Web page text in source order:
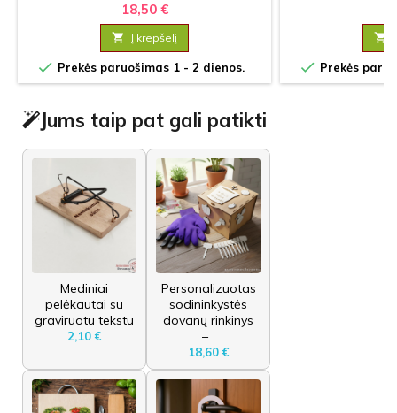
18,50 €
 Į krepšelį
 Prekės paruošimas 1 - 2 dienos.

 Prekės
Jums taip pat gali patikti
Mediniai
pelėkautai su
graviruotu tekstu
2,10 €
Personalizuotas
sodininkystės
dovanų rinkinys
–...
18,60 €